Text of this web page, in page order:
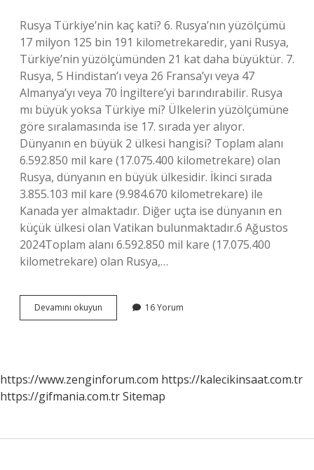
Rusya Türkiye’nin kaç kati? 6. Rusya’nın yüzölçümü
17 milyon 125 bin 191 kilometrekaredir, yani Rusya,
Türkiye’nin yüzölçümünden 21 kat daha büyüktür. 7.
Rusya, 5 Hindistan’ı veya 26 Fransa’yı veya 47
Almanya’yı veya 70 İngiltere’yi barındırabilir. Rusya
mı büyük yoksa Türkiye mi? Ülkelerin yüzölçümüne
göre sıralamasında ise 17. sırada yer alıyor.
Dünyanın en büyük 2 ülkesi hangisi? Toplam alanı
6.592.850 mil kare (17.075.400 kilometrekare) olan
Rusya, dünyanın en büyük ülkesidir. İkinci sırada
3.855.103 mil kare (9.984.670 kilometrekare) ile
Kanada yer almaktadır. Diğer uçta ise dünyanın en
küçük ülkesi olan Vatikan bulunmaktadır.6 Ağustos
2024Toplam alanı 6.592.850 mil kare (17.075.400
kilometrekare) olan Rusya,…
Devamını okuyun
Türkiyenin
16 Yorum
https://www.zenginforum.com https://kalecikinsaat.com.tr
https://gifmania.com.trSitemap